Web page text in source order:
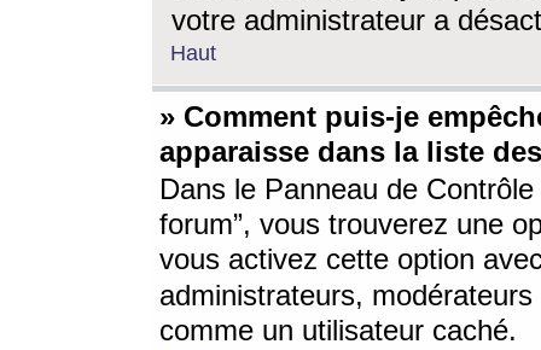
votre administrateur a
Haut
» Comment puis-je
apparaisse dans la liste
Dans le Panneau de
forum”, vous trouverez une
vous activez cette option
administrateurs,
comme un utilisateur caché.